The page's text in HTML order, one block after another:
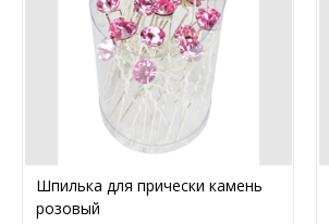
Шпилька для прически камень
розовый